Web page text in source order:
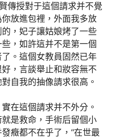
傳授對于這個請求并不覺
放進包裡，外面我多放
，妃子讓姑娘烤了一些
，如許這并不是第一個
。這個女教員固然已年
，言談舉止和妝容無不
自我的抽像請求很高。
在這個請求并不外分。
是救命，手術后留個小
癥都不在乎了，“在世最